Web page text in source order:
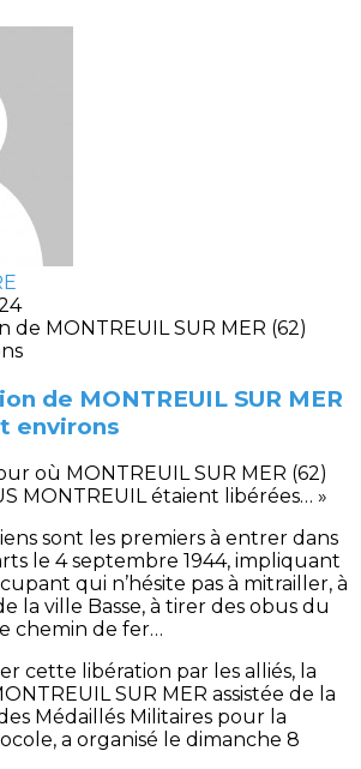
de MONTREUIL SUR MER
environs
où MONTREUIL SUR MER (62)
MONTREUIL étaient libérées… »
sont les premiers à entrer dans
le 4 septembre 1944, impliquant
qui n’hésite pas à mitrailler, à
la ville Basse, à tirer des obus du
chemin de fer…
cette libération par les alliés, la
SUR MER assistée de la
Médaillés Militaires pour la
a organisé le dimanche 8